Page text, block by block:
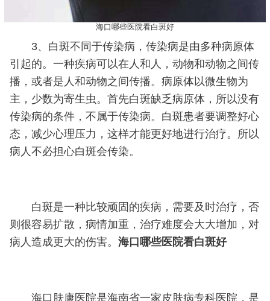
海口哪些医院看白斑好
3、白斑不同于传染病，传染病是由多种病原体
引起的。一种疾病可以在人和人，动物和动物之间传
播，或者是人和动物之间传播。病原体以微生物为
主，少数为寄生虫。首先白斑缺乏病原体，所以没有
传染病的条件，不属于传染病。白斑患者要调整好心
态，减少心理压力，这样才能更好地进行治疗。所以
病人不必担心白斑会传染。
白斑是一种比较顽固的疾病，需要及时治疗，否
则很容易扩散，病情加重，治疗难度会大大增加，对
病人造成更大的伤害。 海口哪些医院看白斑好
海口肤康医院是海南省一家皮肤病专科医院，是